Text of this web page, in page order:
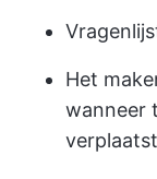
Het
wanneer
verplaatst